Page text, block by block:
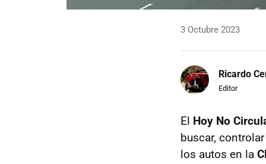
3 Octubre 2023
Ricardo
Editor
El Hoy No
buscar,
los autos en la